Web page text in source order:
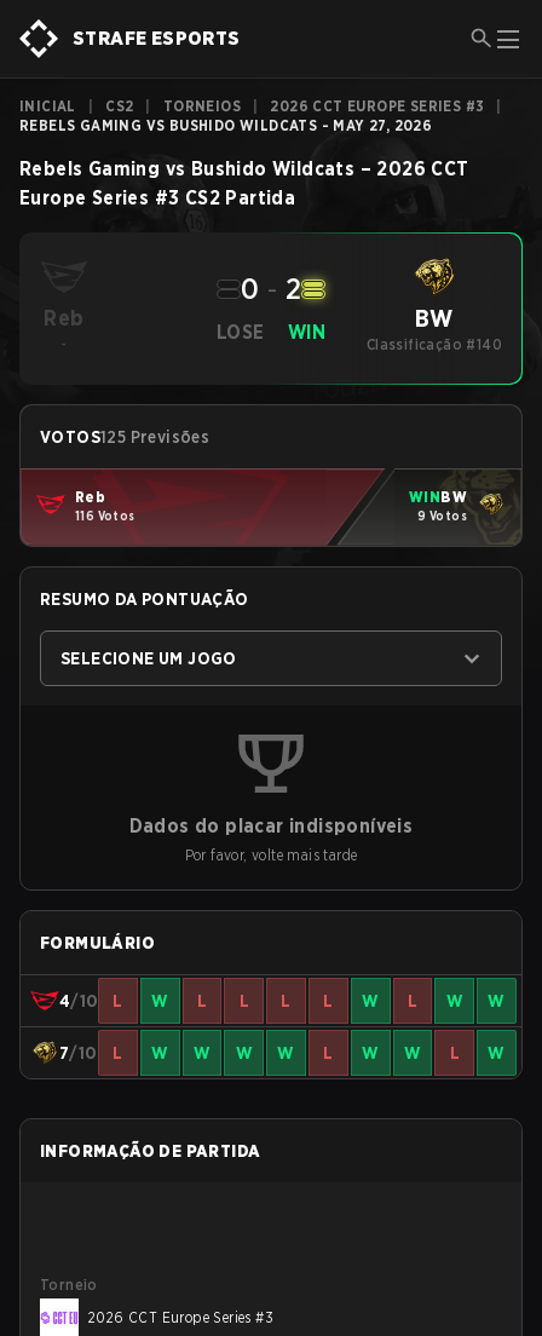
STRAFE ESPORTS
INICIAL CS2 TORNEIOS 2026 CCT EUROPE SERIES #3
REBELS GAMING VS BUSHIDO WILDCATS - MAY 27, 2026
Rebels Gaming vs Bushido Wildcats – 2026 CCT
Europe Series #3 CS2 Partida
Reb
-
LOSE
0 - 2
WIN BW
Classificação #140
VOTOS125 Previsões
Reb
116 Votos
WINBW
9 Votos
RESUMO DA PONTUAÇÃO
SELECIONE UM JOGO
Dados do placar indisponíveis
Por favor, volte mais tarde
FORMULÁRIO
4/10 L W L L L L W L W W
7/10 L W W W W L W W L W
INFORMAÇÃO DE PARTIDA
Torneio
2026 CCT Europe Series #3